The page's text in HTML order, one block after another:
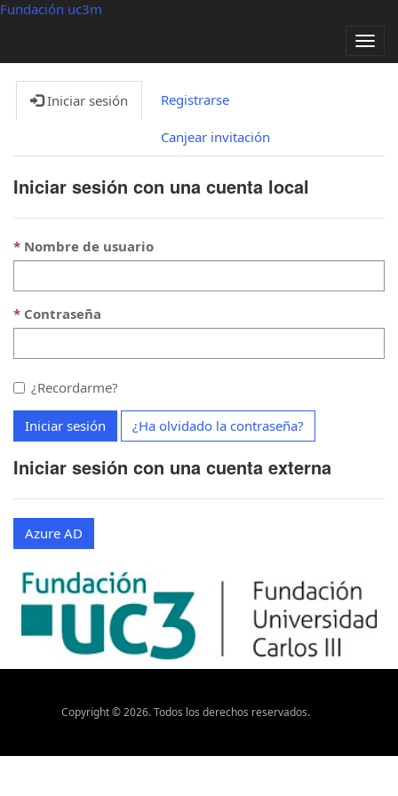
Fundación uc3m
Iniciar sesión Registrarse
Canjear invitación
Iniciar sesión con una cuenta local
Nombre de usuario
Contraseña
¿Recordarme?
Iniciar sesión ¿Ha olvidado la contraseña?
Iniciar sesión con una cuenta externa
Azure AD
Copyright ©2026. Todos los derechos reservados.